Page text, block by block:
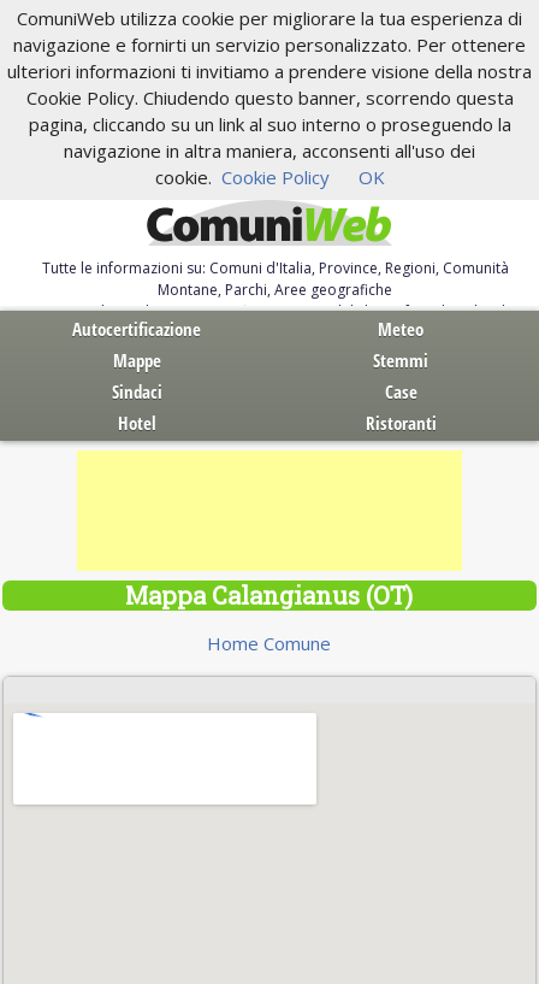
ComuniWeb utilizza cookie per migliorare la tua esperienza di
navigazione e fornirti un servizio personalizzato. Per ottenere
ulteriori informazioni ti invitiamo a prendere visione della nostra
Cookie Policy. Chiudendo questo banner, scorrendo questa
pagina, cliccando su un link al suo interno o proseguendo la
navigazione in altra maniera, acconsenti all'uso dei
cookie. Cookie Policy OK
Tutte le informazioni su: Comuni d'Italia, Province, Regioni, Comunità
Montane, Parchi, Aree geografiche
Servizi al Cittadino. Autocertificazione, moduli, leggi, free download
Autocertificazione
Meteo
Mappe
Stemmi
Sindaci
Case
Hotel
Ristoranti
Mappa Calangianus (OT)
Home Comune